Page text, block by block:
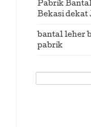
Pabrik
Bekasi dekat
bantal leher
pabrik
Search
for: